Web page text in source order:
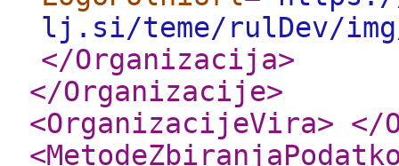
lj.si/teme/rulDev/
</Organizacija>
</Organizacije>
<OrganizacijeVira> </